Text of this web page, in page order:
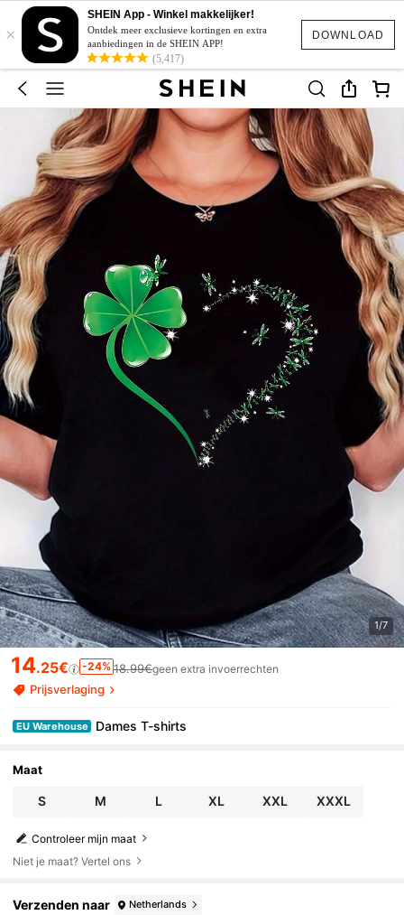
DOWNLOAD
×
SHEIN App - Winkel makkelijker!
Ontdek meer exclusieve kortingen en extra
aanbiedingen in de SHEIN APP!
(5,417)
1/7
14.25€ -24% 18.99€geen extra invoerrechten
Prijsverlaging
EU Warehouse Dames T-shirts
Maat
S M L XL XXL XXXL
Controleer mijn maat
Niet je maat? Vertel ons
Verzenden naar Netherlands